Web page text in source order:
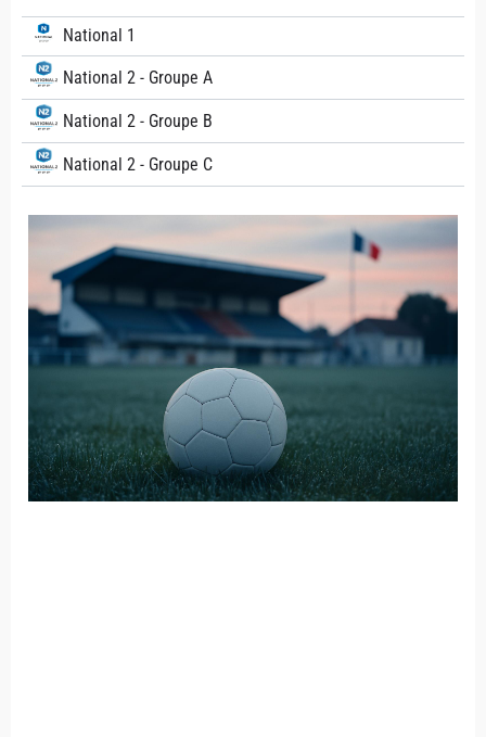
National 1
National 2 - Groupe A
National 2 - Groupe B
National 2 - Groupe C